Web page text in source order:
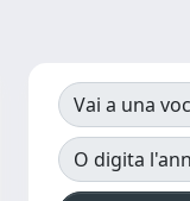
Vai a una
O digita